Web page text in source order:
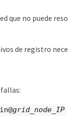
que no puede
de registro
grid_node_IP